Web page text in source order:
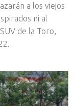
a los viejos
ni al
de la Toro,